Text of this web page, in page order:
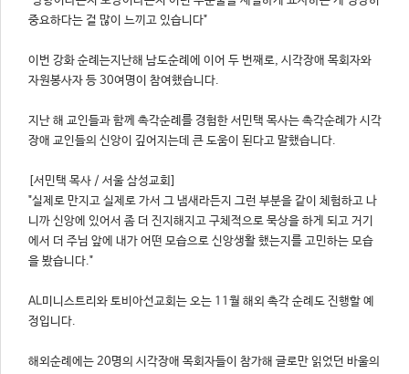
중요하다는 걸 많이 느끼고 있습니다"
이번 강화 순례는지난해 남도순례에 이어 두 번째로, 시각장애 목회자와
자원봉사자 등 30여명이 참여했습니다.
지난 해 교인들과 함께 촉각순례를 경험한 서민택 목사는 촉각순례가 시각
장애 교인들의 신앙이 깊어지는데 큰 도움이 된다고 말했습니다.
[서민택 목사 / 서울 삼성교회]
"실제로 만지고 실제로 가서 그 냄새라든지 그런 부분을 같이 체험하고 나
니까 신앙에 있어서 좀 더 진지해지고 구체적으로 묵상을 하게 되고 거기
에서 더 주님 앞에 내가 어떤 모습으로 신앙생활 했는지를 고민하는 모습
을 봤습니다."
AL미니스트리와 토비아선교회는 오는 11월 해외 촉각 순례도 진행할 예
해외순례에는 20명의 시각장애 목회자들이 참가해 글로만 읽었던 바울의